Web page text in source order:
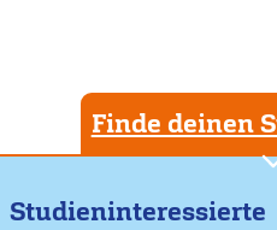
Finde deinen
Studieninteressierte